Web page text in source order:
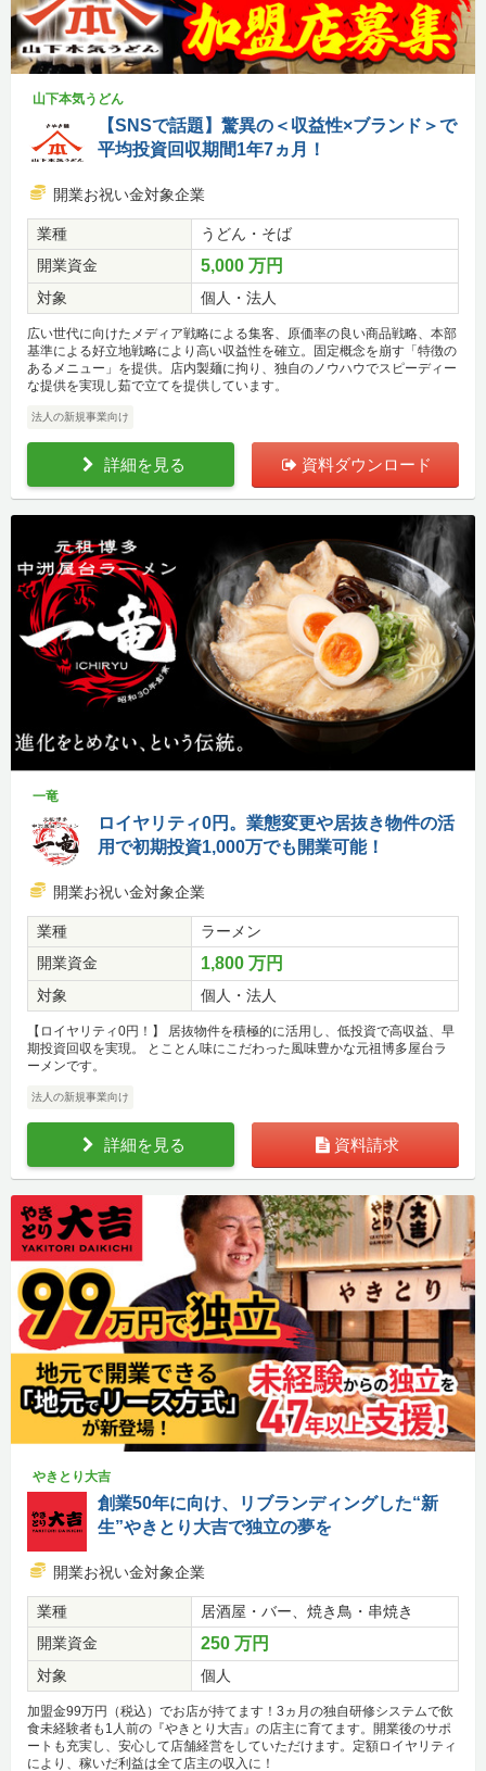
山下本気うどん
【SNSで話題】驚異の＜収益性×ブランド＞で
平均投資回収期間1年7ヵ月！
開業お祝い金対象企業
業種
うどん・そば
開業資金
5,000 万円
対象 個人・法人
広い世代に向けたメディア戦略による集客、原価率の良い商品戦略、本部
基準による好立地戦略により高い収益性を確立。固定概念を崩す「特徴の
あるメニュー」を提供。店内製麺に拘り、独自のノウハウでスピーディー
な提供を実現し茹で立てを提供しています。
法人の新規事業向け
詳細を見る 資料ダウンロード
一竜
ロイヤリティ0円。業態変更や居抜き物件の活
用で初期投資1,000万でも開業可能！
開業お祝い金対象企業
業種
ラーメン
開業資金
1,800 万円
対象 個人・法人
【ロイヤリティ0円！】 居抜物件を積極的に活用し、低投資で高収益、早
期投資回収を実現。 とことん味にこだわった風味豊かな元祖博多屋台ラ
ーメンです。
法人の新規事業向け
詳細を見る 資料請求
やきとり大吉
創業50年に向け、リブランディングした“新
生”やきとり大吉で独立の夢を
開業お祝い金対象企業
業種
居酒屋・バー、焼き鳥・串焼き
開業資金
250 万円
対象 個人
加盟金99万円（税込）でお店が持てます！3ヵ月の独自研修システムで飲
食未経験者も1人前の『やきとり大吉』の店主に育てます。開業後のサポ
ートも充実し、安心して店舗経営をしていただけます。定額ロイヤリティ
により、稼いだ利益は全て店主の収入に！